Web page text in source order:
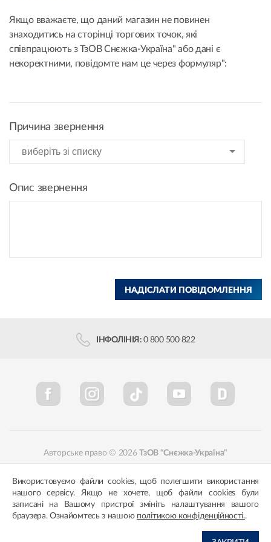
Якщо вважаєте, що даний магазин не повинен
знаходитись на сторінці торгових точок, які
співпрацюють з ТзОВ Снєжка-Україна" або дані є
некоректними, повідомте нам це через формуляр":
Причина звернення
Опис звернення
НАДІСЛАТИ ПОВІДОМЛЕННЯ
ІНФОЛІНІЯ: 0 800 500 822
Авторське право © 2026ТзОВ "Снєжка-Україна"
Політика конфіденційності Відповідність кольорів
Використовуємо файли cookies, щоб полегшити використання
нашого сервісу. Якщо не хочете, щоб файли cookies були
записані на Вашому пристрої змініть налаштування вашого
браузера. Ознайомтесь з нашою політикою конфіденційності..